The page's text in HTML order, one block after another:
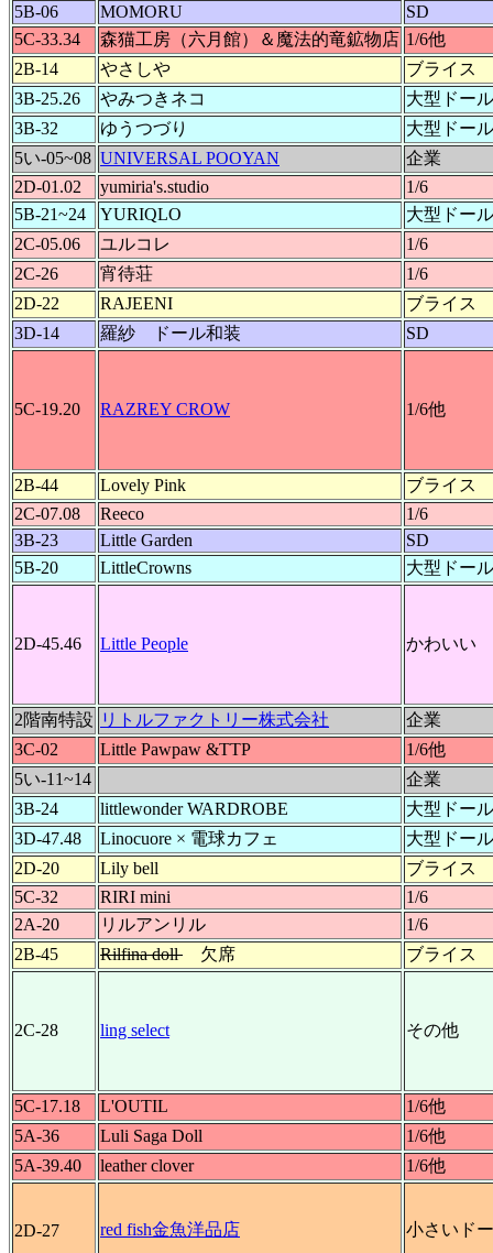
5B-06
MOMORU
SD
5C-33.34
森猫工房（六月館）＆魔法的竜鉱物店 1/6他
2B-14
やさしや
ブライス
3B-25.26
やみつきネコ
大型ドール
3B-32
ゆうつづり
大型ドール
5い-05~08 UNIVERSAL POOYAN
企業
2D-01.02
yumiria's.studio
1/6
5B-21~24
YURIQLO
大型ドール
2C-05.06
ユルコレ
1/6
2C-26
宵待荘
1/6
2D-22
RAJEENI
ブライス
3D-14
羅紗 ドール和装 SD
5C-19.20 RAZREY CROW 1/6他
2B-44 Lovely Pink
ブライス
2C-07.08
Reeco
1/6
3B-23
Little Garden
SD
5B-20
LittleCrowns 大型ドール
2D-45.46 Little People かわいい
2階南特設 リトルファクトリー株式会社
企業
3C-02
Little Pawpaw &TTP
1/6他
5い-11~14
企業
3B-24
littlewonder WARDROBE
大型ドール
3D-47.48
Linocuore × 電球カフェ
大型ドール
2D-20
Lily bell
ブライス
5C-32
RIRI mini
1/6
2A-20
リルアンリル
1/6
2B-45
Rilfina doll 欠席 ブライス
2C-28 ling select その他
5C-17.18 L'OUTIL
1/6他
5A-36
Luli Saga Doll
1/6他
5A-39.40
leather clover 1/6他
2D-27 red fish金魚洋品店 小さいド